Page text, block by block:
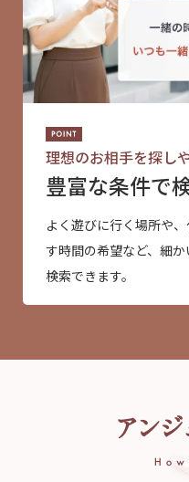
理想のお相手を探し
豊富な条件で
よく遊びに行く場所や
す時間の希望など、細
検索できます。
アン